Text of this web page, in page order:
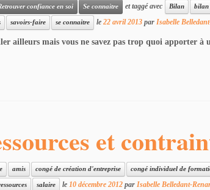
confiance en soi Se connaitre et taggé avec Bilan bilan
savoirs-faire se connaitre le 22 avril 2013 par Isabelle
ailleurs mais vous ne savez pas trop quoi apporter à
et
amis congé de création d'entreprise congé individuel de
salaire le 10 décembre 2012 par Isabelle Belledant-